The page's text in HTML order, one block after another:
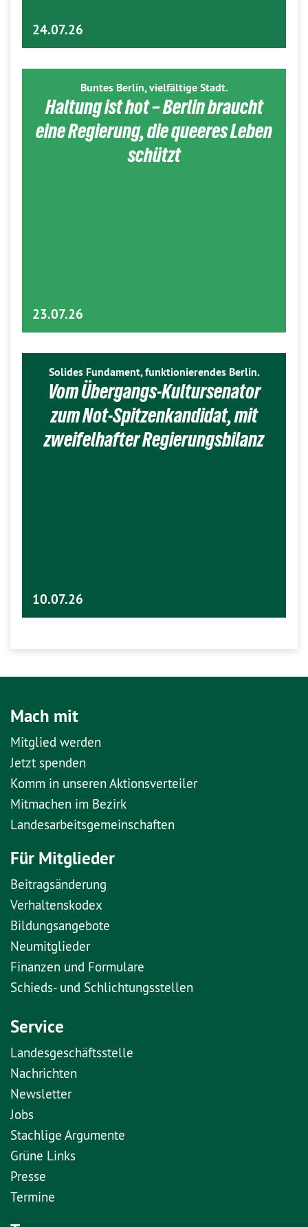
24.07.26
Buntes Berlin, vielfältige Stadt.
Haltung ist hot – Berlin braucht
eine Regierung, die queeres Leben
schützt
23.07.26
Solides Fundament, funktionierendes Berlin.
Vom Übergangs-Kultursenator
zum Not-Spitzenkandidat, mit
zweifelhafter Regierungsbilanz
10.07.26
Mach mit
Mitglied werden
Jetzt spenden
Komm in unseren Aktionsverteiler
Mitmachen im Bezirk
Landesarbeitsgemeinschaften
Für Mitglieder
Beitragsänderung
Verhaltenskodex
Bildungsangebote
Neumitglieder
Finanzen und Formulare
Schieds- und Schlichtungsstellen
Service
Landesgeschäftsstelle
Nachrichten
Newsletter
Jobs
Stachlige Argumente
Grüne Links
Presse
Termine